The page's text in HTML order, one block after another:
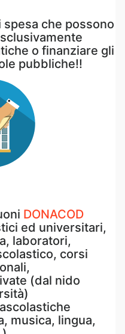
che possono
o finanziare gli
pubbliche!!
DONACOD
ed universitari,
laboratori,
corsi
(dal nido
musica, lingua,